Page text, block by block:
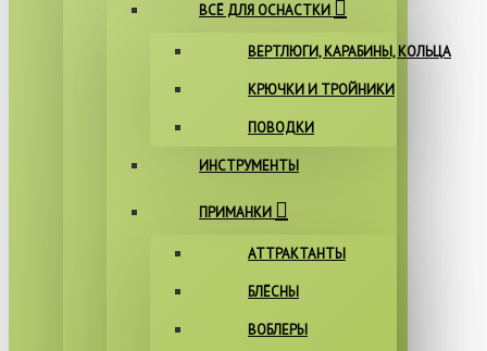
ВСЁ ДЛЯ ОСНАСТКИ
ВЕРТЛЮГИ, КАРАБИНЫ, КОЛЬЦА
КРЮЧКИ И ТРОЙНИКИ
ПОВОДКИ
ИНСТРУМЕНТЫ
ПРИМАНКИ
АТТРАКТАНТЫ
БЛЁСНЫ
ВОБЛЕРЫ